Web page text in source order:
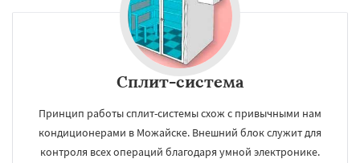
Сплит-система
Принцип работы сплит-системы схож с привычными нам
кондиционерами в Можайске. Внешний блок служит для
контроля всех операций благодаря умной электронике.